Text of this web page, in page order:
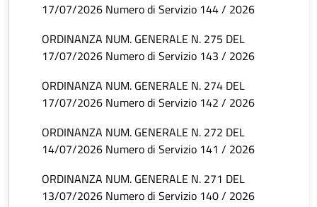
17/07/2026 Numero di Servizio 144 / 2026
ORDINANZA NUM. GENERALE N. 275 DEL
17/07/2026 Numero di Servizio 143 / 2026
ORDINANZA NUM. GENERALE N. 274 DEL
17/07/2026 Numero di Servizio 142 / 2026
ORDINANZA NUM. GENERALE N. 272 DEL
14/07/2026 Numero di Servizio 141 / 2026
ORDINANZA NUM. GENERALE N. 271 DEL
13/07/2026 Numero di Servizio 140 / 2026